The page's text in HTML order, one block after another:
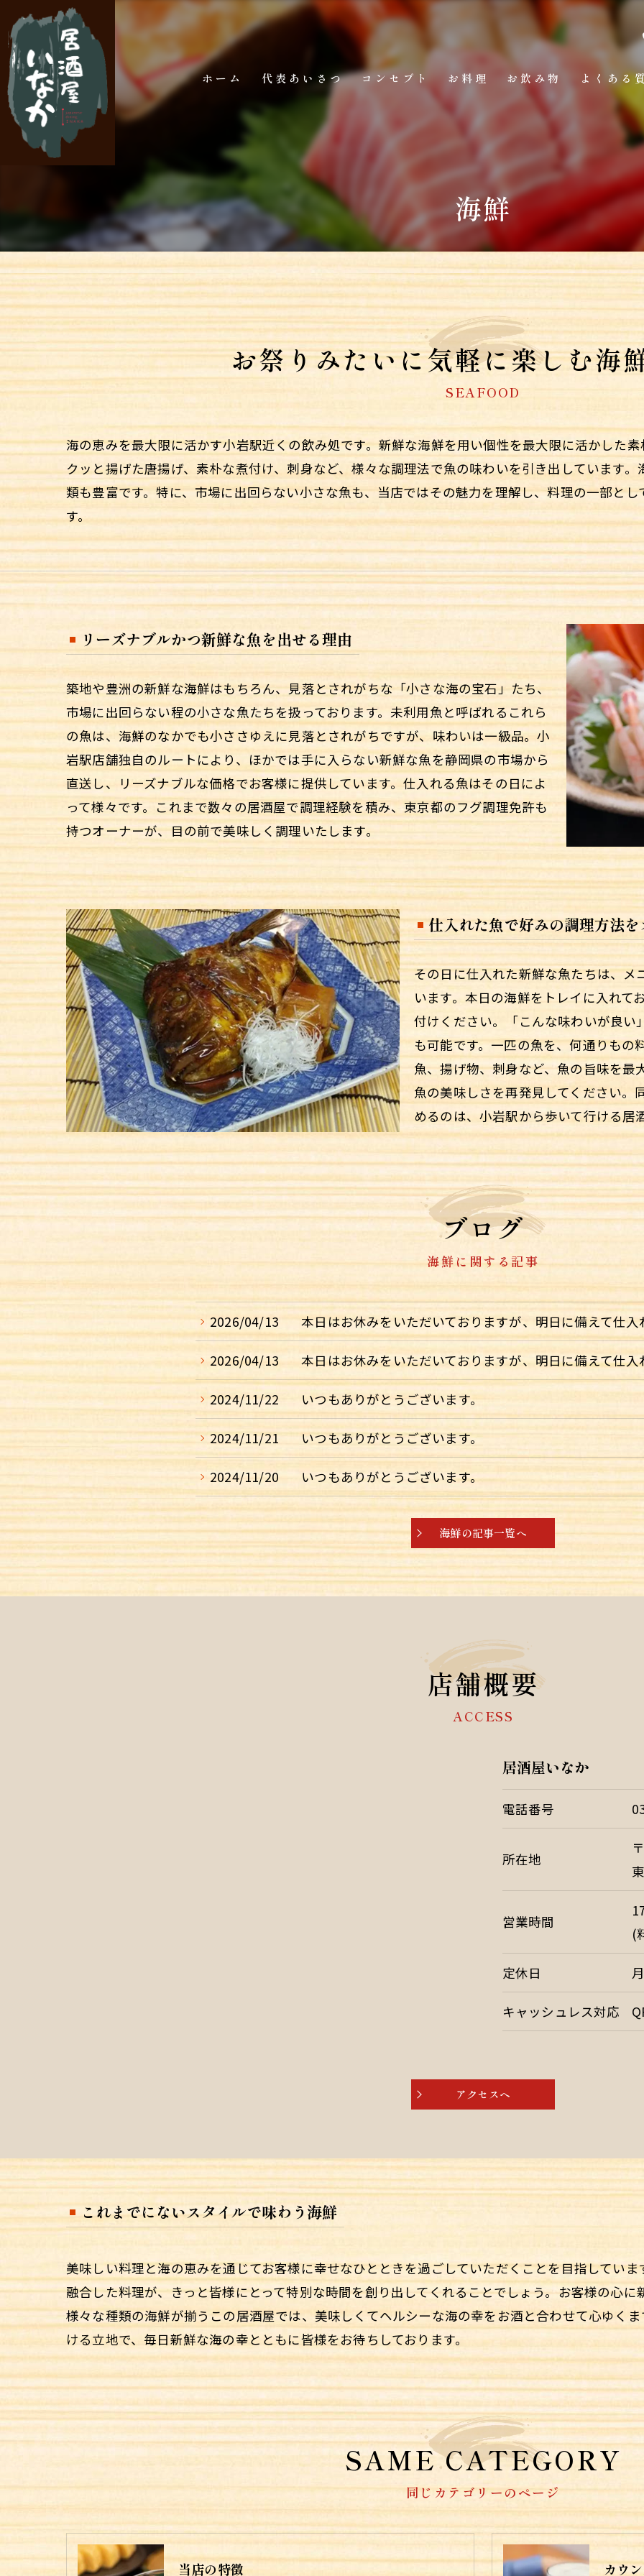
ホーム 代表あいさつ コンセプト お料理 お飲み物 よくある
海鮮
お祭りみたいに気軽に楽しむ海
SEAFOOD
海の恵みを最大限に活かす小岩駅近くの飲み処です。新鮮な海鮮を用い個性を最大限に活かした
クッと揚げた唐揚げ、素朴な煮付け、刺身など、様々な調理法で魚の味わいを引き出しています
類も豊富です。特に、市場に出回らない小さな魚も、当店ではその魅力を理解し、料理の一部と
す。
リーズナブルかつ新鮮な魚を出せる理由
築地や豊洲の新鮮な海鮮はもちろん、見落とされがちな「小さな海の宝石」たち、
市場に出回らない程の小さな魚たちを扱っております。未利用魚と呼ばれるこれら
の魚は、海鮮のなかでも小ささゆえに見落とされがちですが、味わいは一級品。小
岩駅店舗独自のルートにより、ほかでは手に入らない新鮮な魚を静岡県の市場から
直送し、リーズナブルな価格でお客様に提供しています。仕入れる魚はその日によ
って様々です。これまで数々の居酒屋で調理経験を積み、東京都のフグ調理免許も
持つオーナーが、目の前で美味しく調理いたします。
仕入れた魚で好みの調理方法
その日に仕入れた新鮮な魚たちは、
います。本日の海鮮をトレイに入れて
付けください。「こんな味わいが良
も可能です。一匹の魚を、何通りもの
魚、揚げ物、刺身など、魚の旨味を最
魚の美味しさを再発見してください
めるのは、小岩駅から歩いて行ける居
ブログ
海鮮に関する記事
2026/04/13 本日はお休みをいただいておりますが、明日に備えて仕入
2026/04/13 本日はお休みをいただいておりますが、明日に備えて仕入
2024/11/22 いつもありがとうございます。
2024/11/21 いつもありがとうございます。
2024/11/20 いつもありがとうございます。
海鮮の記事一覧へ
店舗概要
ACCESS
居酒屋いなか
電話番号
所在地
営業時間
(
定休日
キャッシュレス対応
アクセスへ
これまでにないスタイルで味わう海鮮
美味しい料理と海の恵みを通じてお客様に幸せなひとときを過ごしていただくことを目指してい
融合した料理が、きっと皆様にとって特別な時間を創り出してくれることでしょう。お客様の心
様々な種類の海鮮が揃うこの居酒屋では、美味しくてヘルシーな海の幸をお酒と合わせて心ゆく
ける立地で、毎日新鮮な海の幸とともに皆様をお待ちしております。
同じカテゴリーのページ
SAME CATEGORY
当店の特徴 カウ